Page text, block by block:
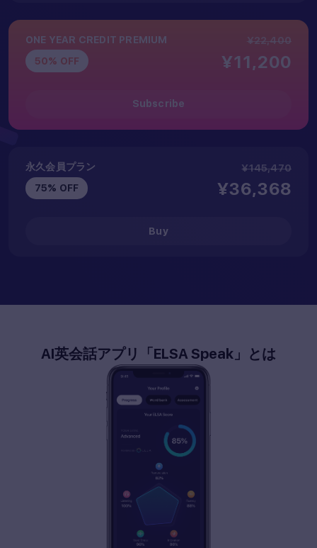
ONE YEAR CREDIT PREMIUM
¥22,400
50% OFF
¥11,200
Subscribe
永久会員プラン
¥145,470
75% OFF
¥36,368
Buy
AI英会話アプリ 「ELSA Speak」 とは